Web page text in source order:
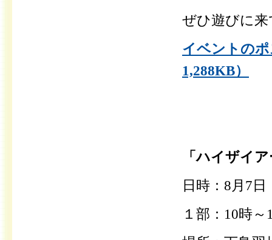
ぜひ遊びに
イベントの
1,288KB）
「ハイザイ
日時：8月7
１部：10時